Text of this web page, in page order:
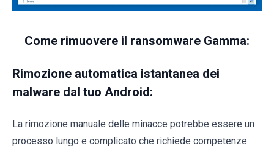
Come rimuovere il ransomware Gamma:
Rimozione automatica istantanea dei
malware dal tuo Android:
La rimozione manuale delle minacce potrebbe essere un
processo lungo e complicato che richiede competenze